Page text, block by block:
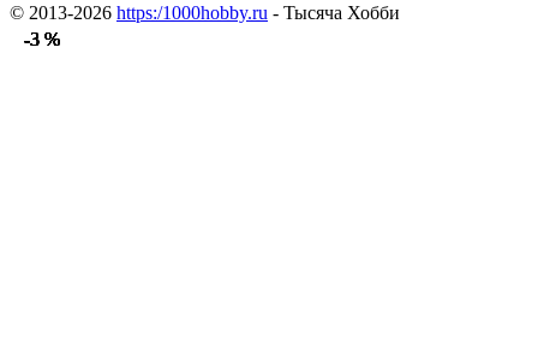
-3 %
-3 %
-3 %
-3 %
-3 %
-3 %
-3 %
-3 %
-3 %
-3 %
-3 %
-3 %
© 2013-2026 https:/1000hobby.ru - Тысяча Хобби